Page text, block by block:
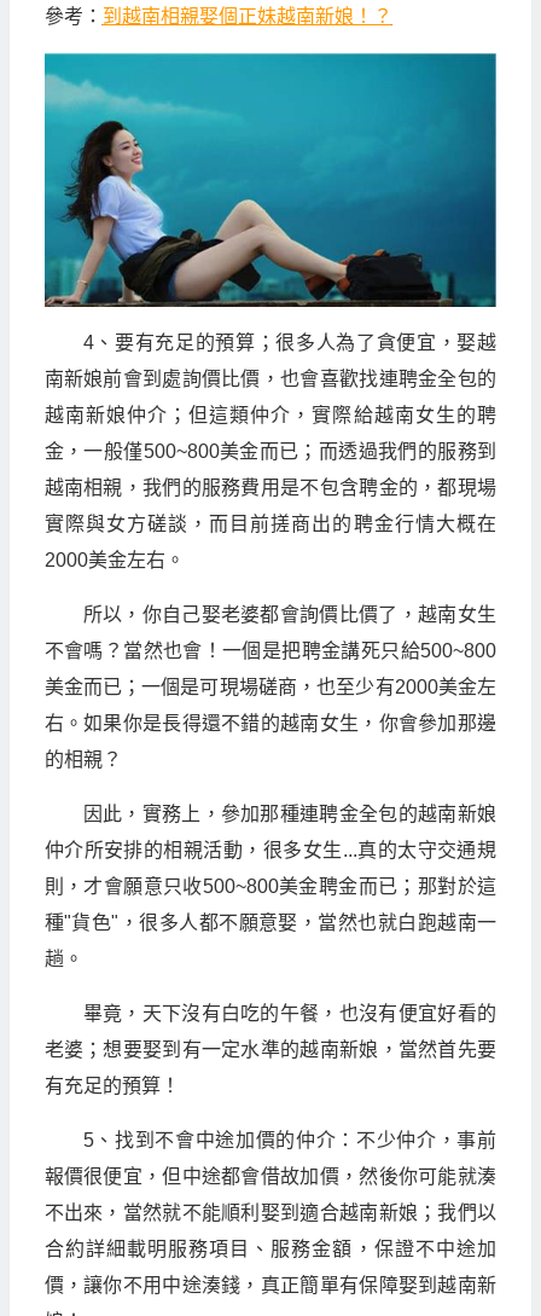
參考： 到越南相親娶個正妹越南新娘！？
4、要有充足的預算；很多人為了貪便宜，娶越
南新娘前會到處詢價比價，也會喜歡找連聘金全包的
越南新娘仲介；但這類仲介，實際給越南女生的聘
金，一般僅500~800美金而已；而透過我們的服務到
越南相親，我們的服務費用是不包含聘金的，都現場
實際與女方磋談，而目前搓商出的聘金行情大概在
2000美金左右。
所以，你自己娶老婆都會詢價比價了，越南女生
不會嗎？當然也會！一個是把聘金講死只給500~800
美金而已；一個是可現場磋商，也至少有2000美金左
右。如果你是長得還不錯的越南女生，你會參加那邊
的相親？
因此，實務上，參加那種連聘金全包的越南新娘
仲介所安排的相親活動，很多女生...真的太守交通規
則，才會願意只收500~800美金聘金而已；那對於這
種"貨色"，很多人都不願意娶，當然也就白跑越南一
趟。
畢竟，天下沒有白吃的午餐，也沒有便宜好看的
老婆；想要娶到有一定水準的越南新娘，當然首先要
有充足的預算！
5、找到不會中途加價的仲介：不少仲介，事前
報價很便宜，但中途都會借故加價，然後你可能就湊
不出來，當然就不能順利娶到適合越南新娘；我們以
合約詳細載明服務項目、服務金額，保證不中途加
價，讓你不用中途湊錢，真正簡單有保障娶到越南新